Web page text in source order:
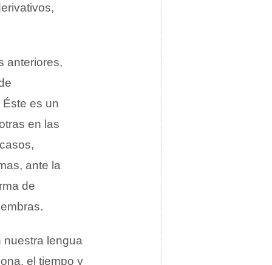
anteriores,
es un
en las
ante la
de
lengua
el tiempo y